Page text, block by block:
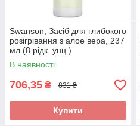
Swanson, Засіб для глибокого
розігрівання з алое вера, 237
мл (8 рідк. унц.)
В наявності
706,35 ₴ 831 ₴
Купити